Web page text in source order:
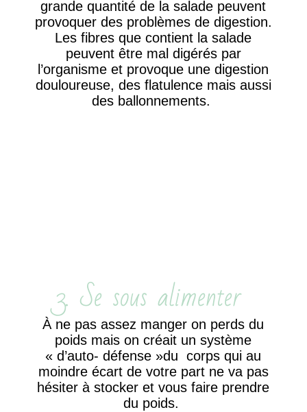
grande quantité de la salade peuvent
provoquer des problèmes de digestion.
Les fibres que contient la salade
peuvent être mal digérés par
l’organisme et provoque une digestion
douloureuse, des flatulence mais aussi
des ballonnements.
3. Se sous alimenter
À ne pas assez manger on perds du
poids mais on créait un système
« d’auto- défense »du corps qui au
moindre écart de votre part ne va pas
hésiter à stocker et vous faire prendre
du poids.